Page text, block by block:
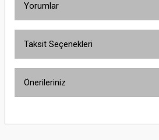
Yorumlar
Taksit Seçenekleri
Önerileriniz
yetersiz gördüğünüz noktaları öneri